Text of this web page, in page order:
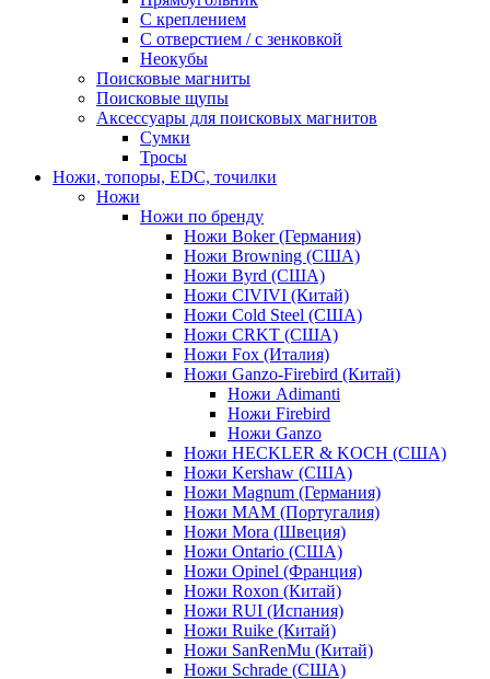
С креплением
С отверстием / с зенковкой
Неокубы
Поисковые магниты
Поисковые щупы
Аксессуары для поисковых магнитов
Сумки
Тросы
Ножи, топоры, EDC, точилки
Ножи
Ножи по бренду
Ножи Boker (Германия)
Ножи Browning (США)
Ножи Byrd (США)
Ножи CIVIVI (Китай)
Ножи Cold Steel (США)
Ножи CRKT (США)
Ножи Fox (Италия)
Ножи Ganzo-Firebird (Китай)
Ножи Adimanti
Ножи Firebird
Ножи Ganzo
Ножи HECKLER & KOCH (США)
Ножи Kershaw (США)
Ножи Magnum (Германия)
Ножи MAM (Португалия)
Ножи Mora (Швеция)
Ножи Ontario (США)
Ножи Opinel (Франция)
Ножи Roxon (Китай)
Ножи RUI (Испания)
Ножи Ruike (Китай)
Ножи SanRenMu (Китай)
Ножи Schrade (США)